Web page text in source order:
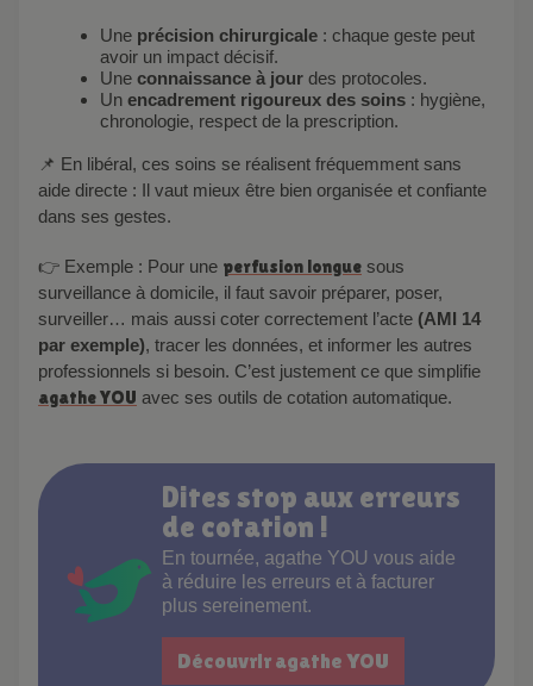
Une précision chirurgicale : chaque geste peut
avoir un impact décisif.
Une connaissance à jour des protocoles.
Un encadrement rigoureux des soins : hygiène,
chronologie, respect de la prescription.
📌 En libéral, ces soins se réalisent fréquemment sans
aide directe : Il vaut mieux être bien organisée et confiante
dans ses gestes.
👉 Exemple : Pour une perfusion longue sous
surveillance à domicile, il faut savoir préparer, poser,
surveiller… mais aussi coter correctement l’acte (AMI 14
par exemple), tracer les données, et informer les autres
professionnels si besoin. C’est justement ce que simplifie
agathe YOU avec ses outils de cotation automatique.
Dites stop aux erreurs
de cotation !
En tournée, agathe YOU vous aide
à réduire les erreurs et à facturer
plus sereinement.
Découvrir agathe YOU